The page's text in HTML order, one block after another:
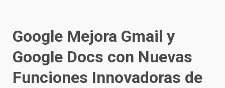
Google Mejora Gmail y
Google Docs con Nuevas
Funciones Innovadoras de